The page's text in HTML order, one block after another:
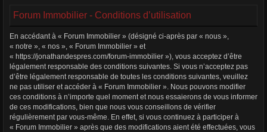
Forum Immobilier - Conditions d’utilisation
En accédant à « Forum Immobilier » (désigné ci-après par « nous »,
« notre », « nos », « Forum Immobilier » et
« https://jonathandespres.com/forum-immobilier »), vous acceptez d’être
légalement responsable des conditions suivantes. Si vous n’acceptez pas
d’être légalement responsable de toutes les conditions suivantes, veuillez
ne pas utiliser et accéder à « Forum Immobilier ». Nous pouvons modifier
ces conditions à n’importe quel moment et nous essaierons de vous informer
de ces modifications, bien que nous vous conseillons de vérifier
régulièrement par vous-même. En effet, si vous continuez à participer à
« Forum Immobilier » après que des modifications aient été effectuées, vous